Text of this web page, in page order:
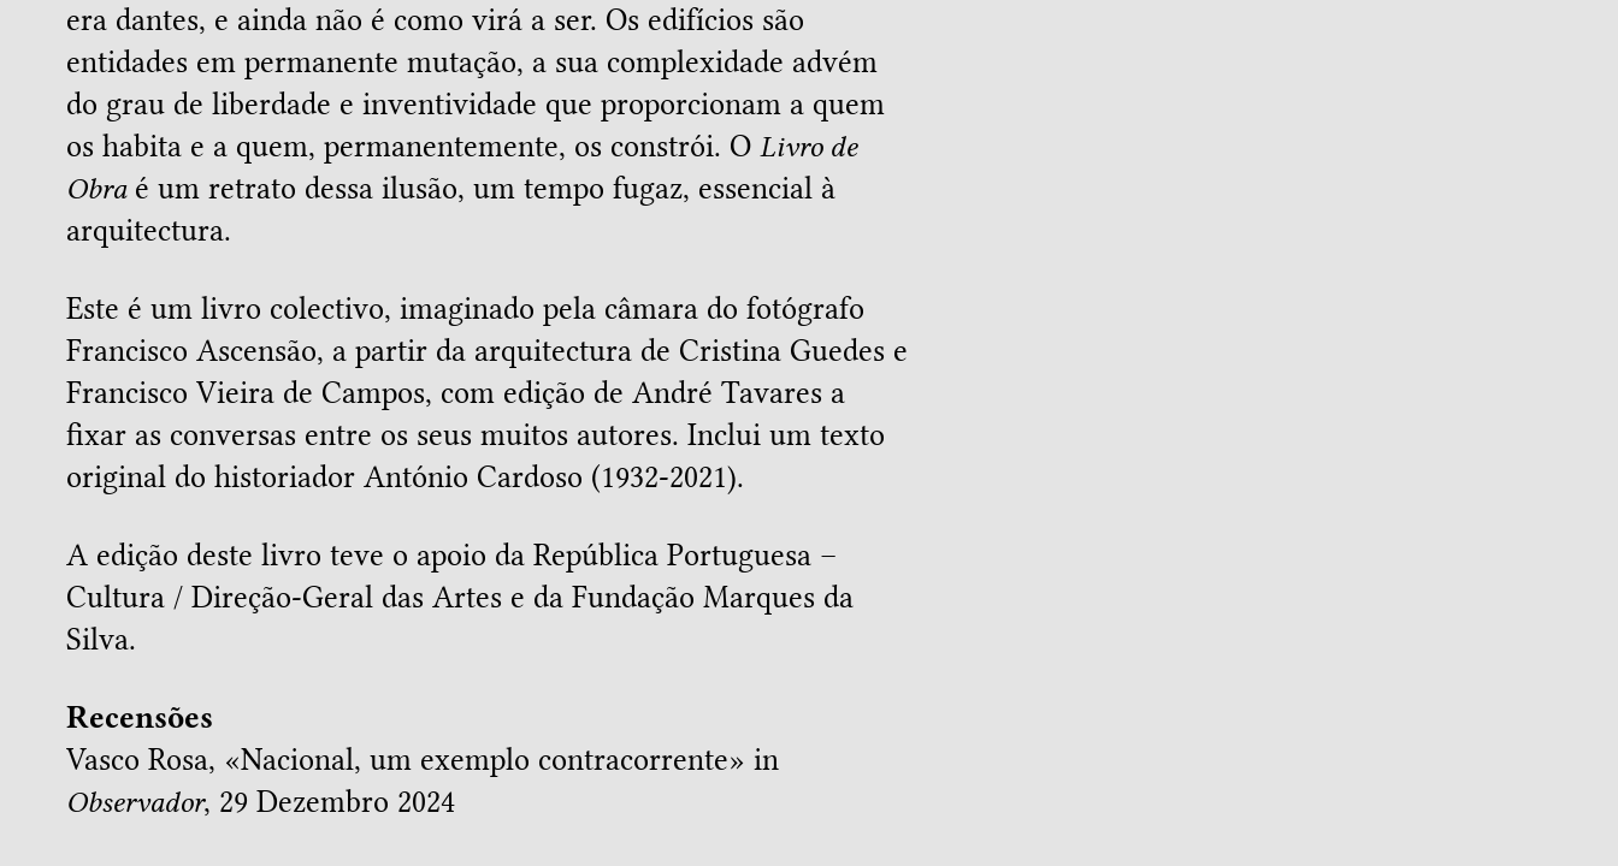
era dantes, e ainda não é como virá a ser. Os edifícios são
entidades em permanente mutação, a sua complexidade advém
do grau de liberdade e inventividade que proporcionam a quem
os habita e a quem, permanentemente, os constrói. O Livro de
Obraé um retrato dessa ilusão, um tempo fugaz, essencial à
arquitectura.
Este é um livro colectivo, imaginado pela câmara do fotógrafo
Francisco Ascensão, a partir da arquitectura de Cristina Guedes e
Francisco Vieira de Campos, com edição de André Tavares a
fixar as conversas entre os seus muitos autores. Inclui um texto
original do historiador António Cardoso (1932-2021).
A edição deste livro teve o apoio da República Portuguesa –
Cultura / Direção-Geral das Artes e da Fundação Marques da
Silva.
Recensões
Vasco Rosa, «Nacional, um exemplo contracorrente» in
Observador, 29 Dezembro 2024